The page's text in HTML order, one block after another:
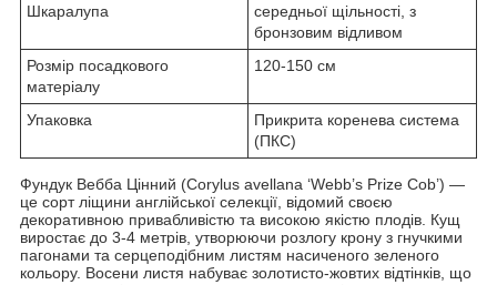
Шкаралупа
середньої щільності, з
бронзовим відливом
Розмір посадкового
матеріалу
120-150 см
Упаковка
Прикрита коренева система
(ПКС)
Фундук Вебба Цінний (Corylus avellana ‘Webb’s Prize Cob’) —
це сорт ліщини англійської селекції, відомий своєю
декоративною привабливістю та високою якістю плодів. Кущ
виростає до 3-4 метрів, утворюючи розлогу крону з гнучкими
пагонами та серцеподібним листям насиченого зеленого
кольору. Восени листя набуває золотисто-жовтих відтінків, що